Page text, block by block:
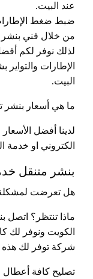
عند البيت.
ضبط ضغط الإطارات
من خلال فني بنشر
لذلك نوفر لكم
الإطارات
البيت.
ما هي أسعار بنشر
لدينا أفضل
الكتروني او خدمة
بنشر متنقل
هل تعرضت
ماذا تنتظر؟ اتصل
الكويت ونوفر لك
شركة توفر لك
تصليح كافة أعطال